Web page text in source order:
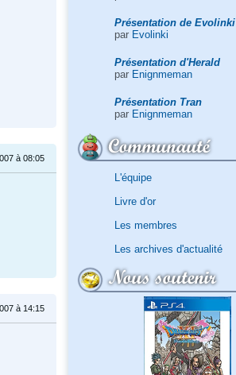
Présentation de Evolinki
par Evolinki
Présentation d'Herald
par Enignmeman
Présentation Tran
par Enignmeman
Communauté
L'équipe
Livre d'or
Les membres
Les archives d'actualité
Nous soutenir
à 08:05
à 14:15